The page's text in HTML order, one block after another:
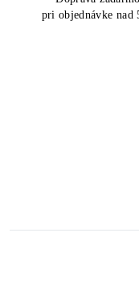
pri objednávke nad